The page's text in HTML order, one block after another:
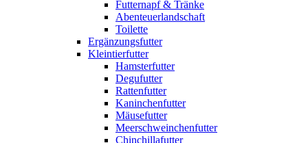
Futternapf & Tränke
Abenteuerlandschaft
Toilette
Ergänzungsfutter
Kleintierfutter
Hamsterfutter
Degufutter
Rattenfutter
Kaninchenfutter
Mäusefutter
Meerschweinchenfutter
Chinchillafutter